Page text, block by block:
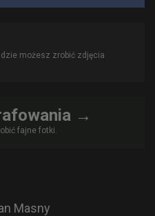
możesz zrobić zdjęcia
→
fajne fotki.
Masny